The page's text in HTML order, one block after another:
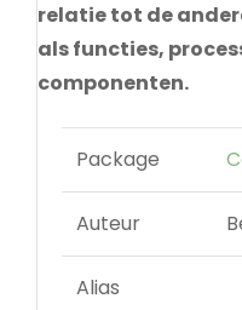
relatie tot de
als functies,
componenten.
Package
Auteur
Alias